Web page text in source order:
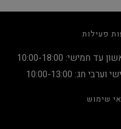
פעילות
עד חמישי: 10:00-18:00
חג: 10:00-13:00
שימוש